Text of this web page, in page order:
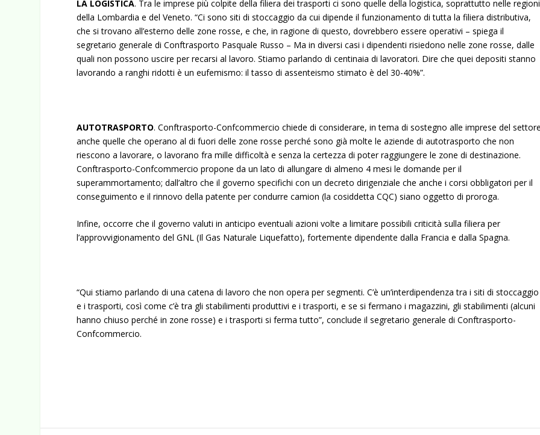
LA LOGISTICA. Tra le imprese più colpite della filiera dei trasporti ci sono quelle della logistica, soprattutto nelle regioni
della Lombardia e del Veneto. “Ci sono siti di stoccaggio da cui dipende il funzionamento di tutta la filiera distributiva,
che si trovano all’esterno delle zone rosse, e che, in ragione di questo, dovrebbero essere operativi – spiega il
segretario generale di Conftrasporto Pasquale Russo – Ma in diversi casi i dipendenti risiedono nelle zone rosse, dalle
quali non possono uscire per recarsi al lavoro. Stiamo parlando di centinaia di lavoratori. Dire che quei depositi stanno
lavorando a ranghi ridotti è un eufemismo: il tasso di assenteismo stimato è del 30-40%”.
AUTOTRASPORTO. Conftrasporto-Confcommercio chiede di considerare, in tema di sostegno alle imprese del
anche quelle che operano al di fuori delle zone rosse perché sono già molte le aziende di autotrasporto che non
riescono a lavorare, o lavorano fra mille difficoltà e senza la certezza di poter raggiungere le zone di destinazione.
Conftrasporto-Confcommercio propone da un lato di allungare di almeno 4 mesi le domande per il
superammortamento; dall’altro che il governo specifichi con un decreto dirigenziale che anche i corsi obbligatori per il
conseguimento e il rinnovo della patente per condurre camion (la cosiddetta CQC) siano oggetto di proroga.
Infine, occorre che il governo valuti in anticipo eventuali azioni volte a limitare possibili criticità sulla filiera per
l’approvvigionamento del GNL (Il Gas Naturale Liquefatto), fortemente dipendente dalla Francia e dalla Spagna.
“Qui stiamo parlando di una catena di lavoro che non opera per segmenti. C’è un’interdipendenza tra i siti di stoccaggio
e i trasporti, così come c’è tra gli stabilimenti produttivi e i trasporti, e se si fermano i magazzini, gli stabilimenti (alcuni
hanno chiuso perché in zone rosse) e i trasporti si ferma tutto”, conclude il segretario generale di Conftrasporto-
Confcommercio.